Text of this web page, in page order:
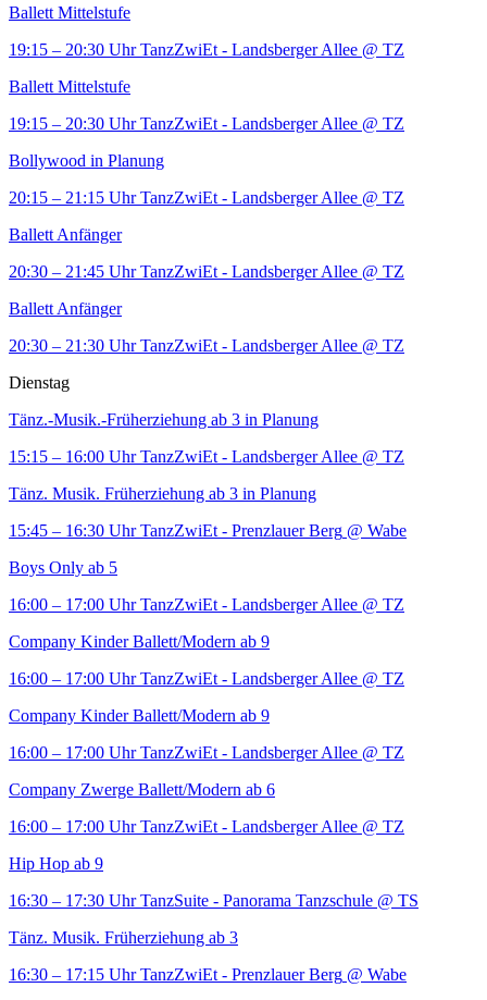
Ballett Mittelstufe
19:15 – 20:30 Uhr TanzZwiEt - Landsberger Allee @ TZ
Ballett Mittelstufe
19:15 – 20:30 Uhr TanzZwiEt - Landsberger Allee @ TZ
Bollywood in Planung
20:15 – 21:15 Uhr TanzZwiEt - Landsberger Allee @ TZ
Ballett Anfänger
20:30 – 21:45 Uhr TanzZwiEt - Landsberger Allee @ TZ
Ballett Anfänger
20:30 – 21:30 Uhr TanzZwiEt - Landsberger Allee @ TZ
Dienstag
Tänz.-Musik.-Früherziehung ab 3 in Planung
15:15 – 16:00 Uhr TanzZwiEt - Landsberger Allee @ TZ
Tänz. Musik. Früherziehung ab 3 in Planung
15:45 – 16:30 Uhr TanzZwiEt - Prenzlauer Berg @ Wabe
Boys Only ab 5
16:00 – 17:00 Uhr TanzZwiEt - Landsberger Allee @ TZ
Company Kinder Ballett/Modern ab 9
16:00 – 17:00 Uhr TanzZwiEt - Landsberger Allee @ TZ
Company Kinder Ballett/Modern ab 9
16:00 – 17:00 Uhr TanzZwiEt - Landsberger Allee @ TZ
Company Zwerge Ballett/Modern ab 6
16:00 – 17:00 Uhr TanzZwiEt - Landsberger Allee @ TZ
Hip Hop ab 9
16:30 – 17:30 Uhr TanzSuite - Panorama Tanzschule @ TS
Tänz. Musik. Früherziehung ab 3
16:30 – 17:15 Uhr TanzZwiEt - Prenzlauer Berg @ Wabe